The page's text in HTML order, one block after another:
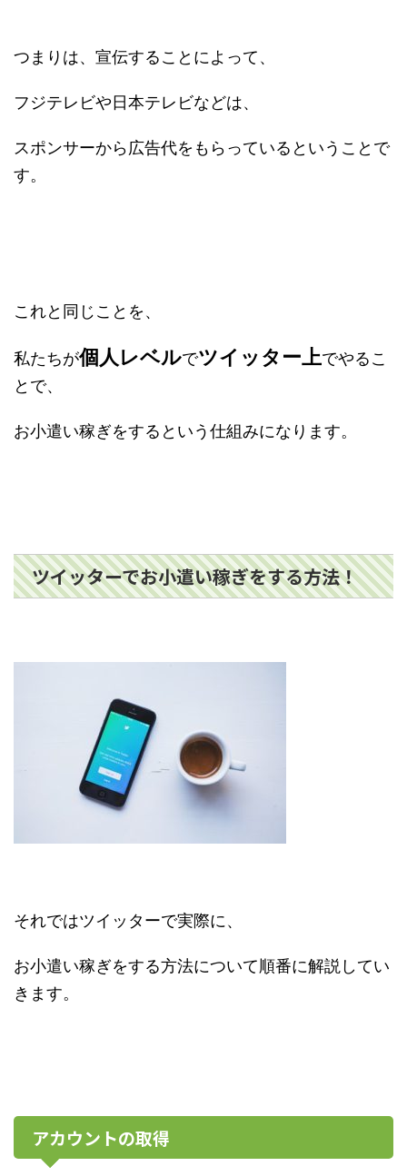
つまりは、宣伝することによって、
フジテレビや日本テレビなどは、
スポンサーから広告代をもらっているということで
す。
これと同じことを、
私たちが個人レベルでツイッター上でやるこ
とで、
お小遣い稼ぎをするという仕組みになります。
ツイッターでお小遣い稼ぎをする方法！
それではツイッターで実際に、
お小遣い稼ぎをする方法について順番に解説してい
きます。
アカウントの取得